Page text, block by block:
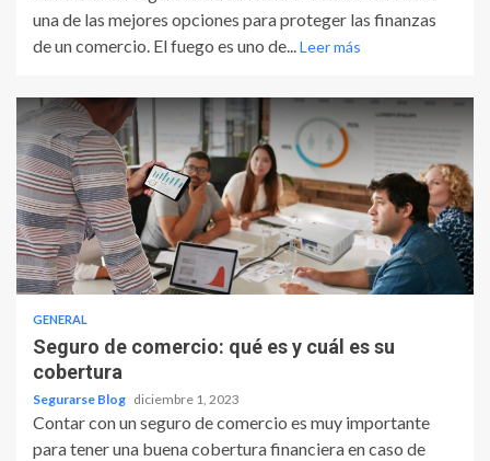
una de las mejores opciones para proteger las finanzas
de un comercio. El fuego es uno de...Leer más
GENERAL
Seguro de comercio: qué es y cuál es su
cobertura
Segurarse Blog diciembre 1, 2023
Contar con un seguro de comercio es muy importante
para tener una buena cobertura financiera en caso de